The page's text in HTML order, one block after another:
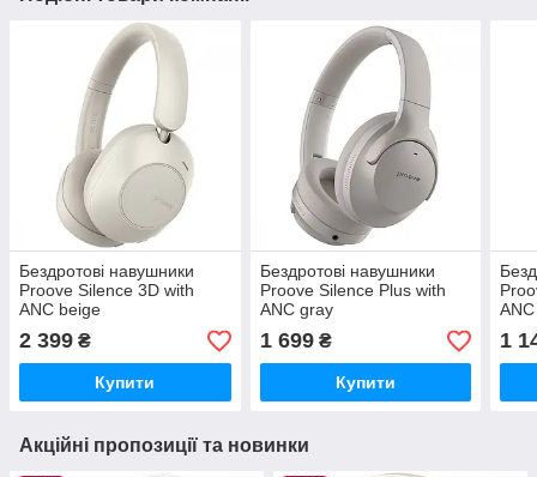
Бездротові навушники
Proove Silence 3D with
ANC beige
2 399 ₴
Купити
Бездротові навушники
Proove Silence Plus with
ANC gray
1 699₴
Купити
1
Акційні пропозиції та новинки